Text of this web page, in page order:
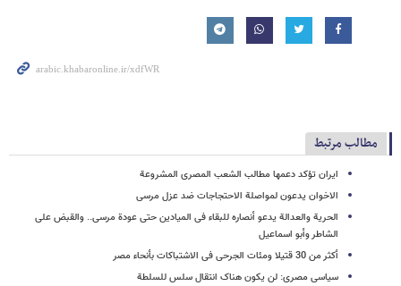
مطالب مرتبط
ایران تؤکد دعمها مطالب الشعب المصری المشروعة
الاخوان یدعون لمواصلة الاحتجاجات ضد عزل مرسی
الحریة والعدالة یدعو أنصاره للبقاء فی المیادین حتى عودة مرسی.. والقبض على
الشاطر وأبو اسماعیل
أکثر من 30 قتیلا ومئات الجرحى فی الاشتباکات بأنحاء مصر
سیاسی مصری: لن یکون هناک انتقال سلس للسلطة